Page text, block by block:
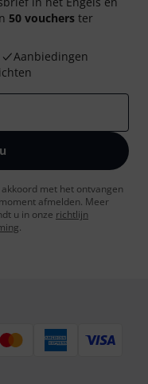
50 vouchers ter
Aanbiedingen
met het ontvangen
afmelden. Meer
u in onze richtlijn
.